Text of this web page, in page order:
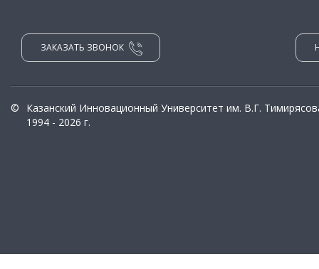
ЗАКАЗАТЬ ЗВОНОК
©
Казанский Инновационный Университет им. В.Г.
1994 - 2026 г.